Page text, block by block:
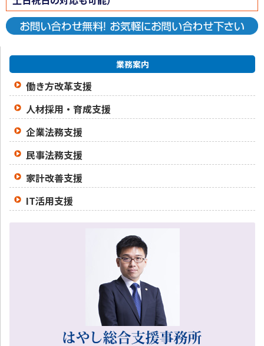
業務案内
働き方改革支援
人材採用・育成支援
企業法務支援
民事法務支援
家計改善支援
IT活用支援